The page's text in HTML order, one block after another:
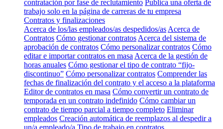
contratación por fase de reclutamiento Publica una oferta de
trabajo solo en la página de carreras de tu empresa
Contratos y finalizaciones
Acerca de los/las empleados/as despedidos/as Acerca de
Contratos Cómo gestionar contratos Acerca del sistema de
aprobación de contratos Cómo personalizar contratos Cómo
editar e importar contratos en masa Acerca de la gestión de
horas anuales Cómo gestionar el tipo de contrato “fijo-
discontinuo” Cómo personalizar contratos Comprender las
fechas de finalización del contrato y el acceso a la plataforma
Editor de contratos en masa Cómo convertir un contrato de
temporada en un contrato indefinido Cómo cambiar un
contrato de tiempo parcial a tiempo completo Eliminar
empleados Creación automática de reemplazos al despedir a
un/a empleado/a Tipo de trabajo en contratos